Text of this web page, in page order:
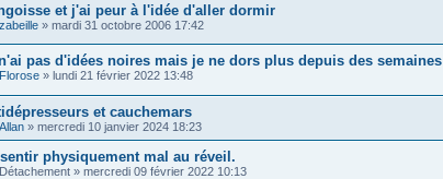
et j'ai peur à l'idée d'aller dormir
zabeille » mardi 31 octobre 2006 17:42
pas d'idées noires mais je ne dors plus depuis des semaines
Florose » lundi 21 février 2022 13:48
et cauchemars
Allan » mercredi 10 janvier 2024 18:23
physiquement mal au réveil.
Détachement » mercredi 09 février 2022 10:13